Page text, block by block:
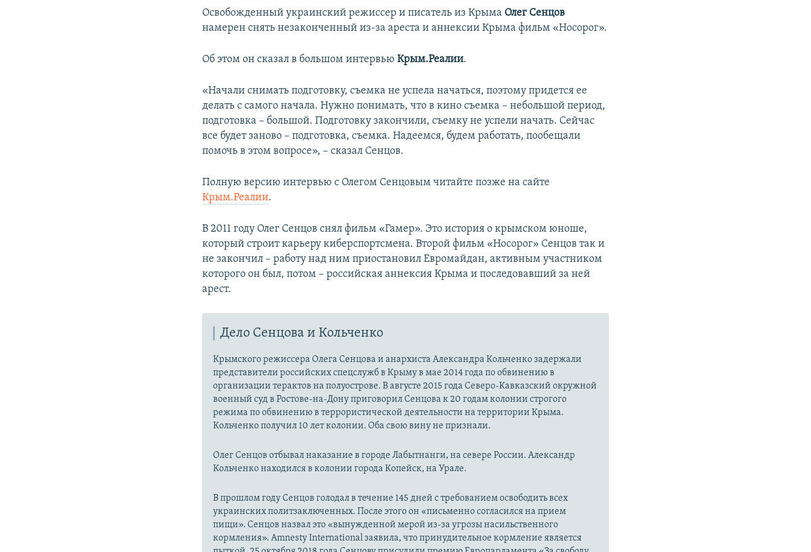
Освобожденный украинский режиссер и писатель из Крыма Олег Сенцов
намерен снять незаконченный из-за ареста и аннексии Крыма фильм «Носорог».
Об этом он сказал в большом интервьюКрым.Реалии.
«Начали снимать подготовку, съемка не успела начаться, поэтому придется ее
делать с самого начала. Нужно понимать, что в кино съемка – небольшой период,
подготовка – большой. Подготовку закончили, съемку не успели начать. Сейчас
все будет заново – подготовка, съемка. Надеемся, будем работать, пообещали
помочь в этом вопросе», – сказал Сенцов.
Полную версию интервью с Олегом Сенцовым читайте позже на сайте
Крым.Реалии.
В 2011 году Олег Сенцов снял фильм «Гамер». Это история о крымском юноше,
который строит карьеру киберспортсмена. Второй фильм «Носорог» Сенцов так и
не закончил – работу над ним приостановил Евромайдан, активным участником
которого он был, потом – российская аннексия Крыма и последовавший за ней
арест.
Дело Сенцова и Кольченко
Крымского режиссера Олега Сенцова и анархиста Александра Кольченко задержали
представители российских спецслужб в Крыму в мае 2014 года по обвинению в
организации терактов на полуострове. В августе 2015 года Северо-Кавказский окружной
военный суд в Ростове-на-Дону приговорил Сенцова к 20 годам колонии строгого
режима по обвинению в террористической деятельности на территории Крыма.
Кольченко получил 10 лет колонии. Оба свою вину не признали.
Олег Сенцов отбывал наказание в городе Лабытнанги, на севере России. Александр
Кольченко находился в колонии города Копейск, на Урале.
В прошлом году Сенцов голодал в течение 145 дней с требованием освободить всех
украинских политзаключенных. После этого он «письменно согласился на прием
пищи». Сенцов назвал это «вынужденной мерой из-за угрозы насильственного
кормления». Amnesty International заявила, что принудительное кормление является